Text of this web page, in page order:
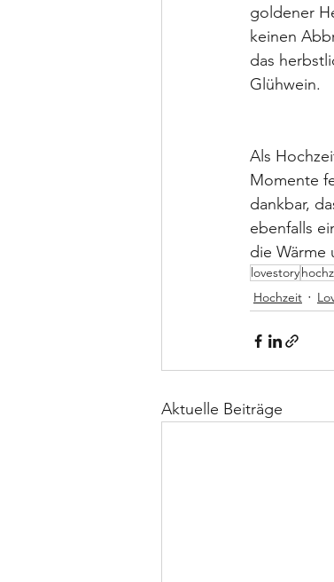
goldener
keinen
das
Glühwein.
Als
Momente
dankbar,
ebenfalls
die Wärme
lovestory
Hochzeit
Aktuelle Beiträge